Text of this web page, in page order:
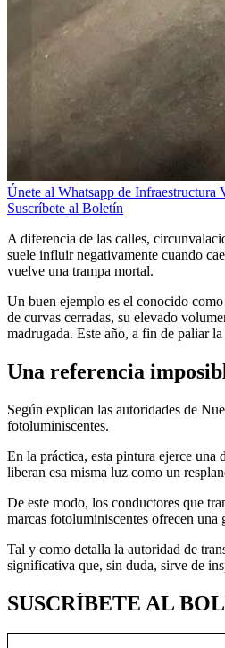
Únete al Whatsapp de Infraestructura
Suscríbete al Boletín
A diferencia de las calles,
suele influir negativamente cuando
vuelve una trampa mortal.
Un buen ejemplo es el conocido
de curvas cerradas, su elevado
madrugada. Este año, a fin de paliar
Una referencia
Según explican las autoridades de
fotoluminiscentes.
En la práctica, esta pintura ejerce
liberan esa misma luz como un
De este modo, los conductores que
marcas fotoluminiscentes ofrecen
Tal y como detalla la autoridad de
significativa que, sin duda, sirve de
SUSCRÍBETE AL